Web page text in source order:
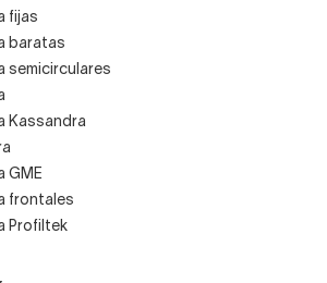
alguno de los modelos del catálogo de
bien una mampara de ducha
fijo o una mampara de ducha de hoja
número de baldas que se necesiten.
fijas
baratas
semicirculares
Kassandra
GME
frontales
Profiltek